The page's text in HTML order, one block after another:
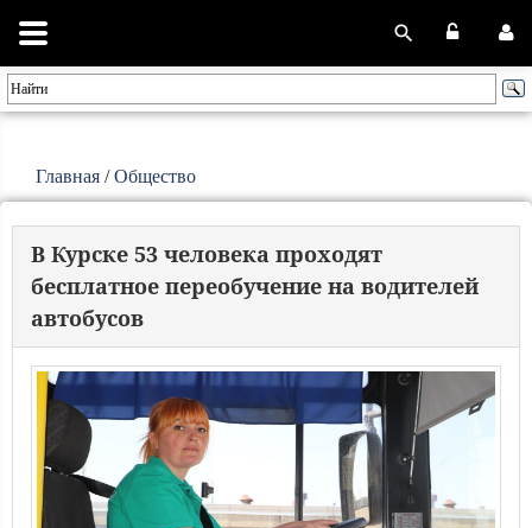
Главная /Общество
В Курске 53 человека проходят
бесплатное переобучение на водителей
автобусов